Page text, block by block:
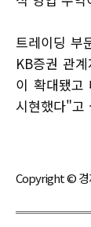
트레이딩 부
KB증권 관
이 확대됐고
시현했다"고
Copyright © 경